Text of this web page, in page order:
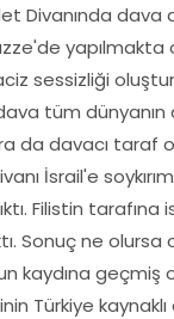
Divanında dava
yapılmakta
sessizliği
tüm
da davacı taraf
İsrail'e
Filistin tarafına
Sonuç ne olursa
kaydına geçmiş
Türkiye